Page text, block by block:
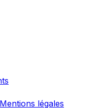
Mentions légales